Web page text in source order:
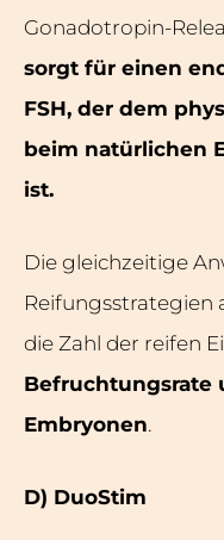
Gonadotropin-
sorgt für einen
FSH, der dem
beim natürlichen
ist.
Die gleichzeitige
Reifungsstrategien
die Zahl der reifen
Befruchtungsrate
Embryonen.
D) DuoStim